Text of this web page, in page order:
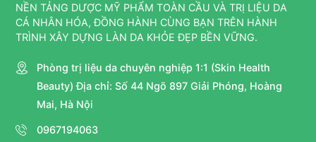
NỀN TẢNG DƯỢC MỸ PHẨM TOÀN CẦU VÀ TRỊ LIỆU DA
CÁ NHÂN HÓA, ĐỒNG HÀNH CÙNG BẠN TRÊN HÀNH
TRÌNH XÂY DỰNG LÀN DA KHỎE ĐẸP BỀN VỮNG.
Phòng trị liệu da chuyên nghiệp 1:1 (Skin Health
Beauty) Địa chỉ: Số 44 Ngõ 897 Giải Phóng, Hoàng
Mai, Hà Nội
0967194063